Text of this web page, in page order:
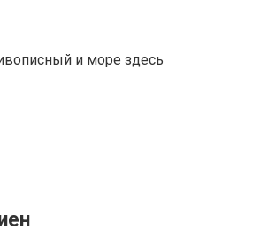
и море здесь